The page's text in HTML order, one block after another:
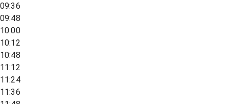
09:36
09:48
10:00
10:12
10:48
11:12
11:24
11:36